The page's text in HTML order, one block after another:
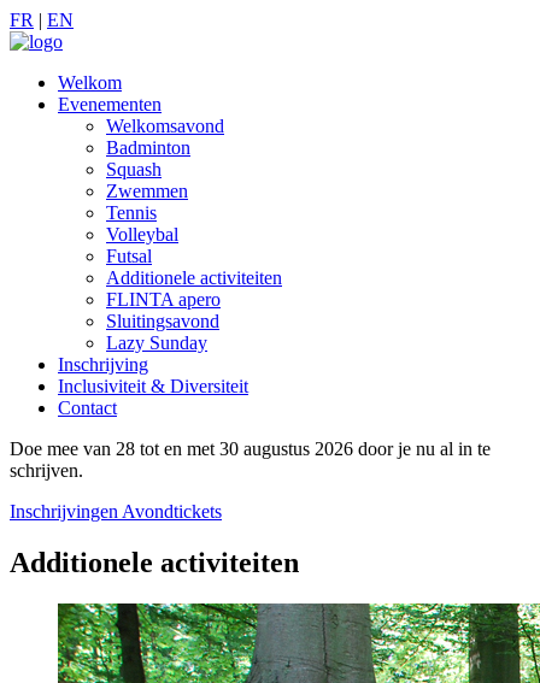
FR | EN
Welkom
Evenementen
Welkomsavond
Badminton
Squash
Zwemmen
Tennis
Volleybal
Futsal
Additionele activiteiten
FLINTA apero
Sluitingsavond
Lazy Sunday
Inschrijving
Inclusiviteit & Diversiteit
Contact
Doe mee van 28 tot en met 30 augustus 2026 door je nu al in te
schrijven.
Inschrijvingen Avondtickets
Additionele activiteiten